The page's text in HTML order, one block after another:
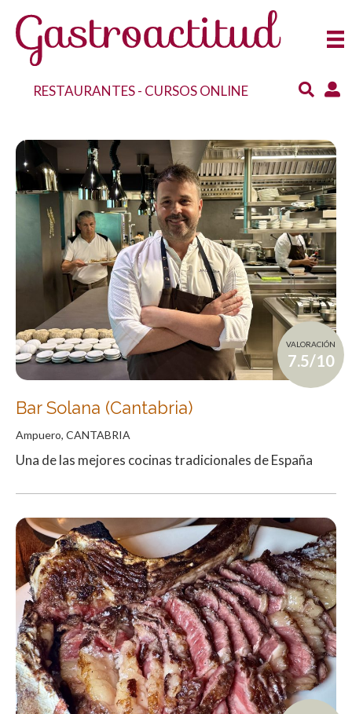
RESTAURANTES- CURSOS ONLINE
VALORACIÓN
7.5/10
Bar Solana (Cantabria)
Ampuero, CANTABRIA
Una de las mejores cocinas tradicionales de España